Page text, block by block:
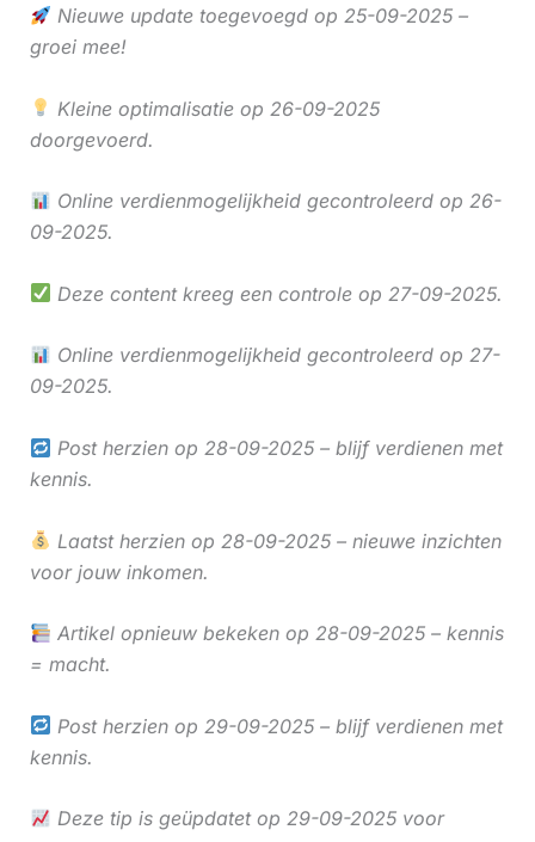
Nieuwe update toegevoegd op 25-09-2025 –
groei mee!
Kleine optimalisatie op 26-09-2025
doorgevoerd.
Online verdienmogelijkheid gecontroleerd op 26-
09-2025.
Deze content kreeg een controle op 27-09-2025.
Online verdienmogelijkheid gecontroleerd op 27-
09-2025.
Post herzien op 28-09-2025 – blijf verdienen met
kennis.
Laatst herzien op 28-09-2025 – nieuwe inzichten
voor jouw inkomen.
Artikel opnieuw bekeken op 28-09-2025 – kennis
= macht.
Post herzien op 29-09-2025 – blijf verdienen met
kennis.
Deze tip is geüpdatet op 29-09-2025 voor